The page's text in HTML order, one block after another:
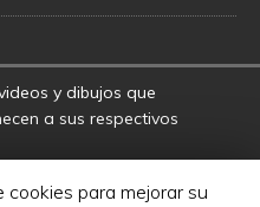
y dibujos que
a sus respectivos
manifestadas por los
para mejorar su